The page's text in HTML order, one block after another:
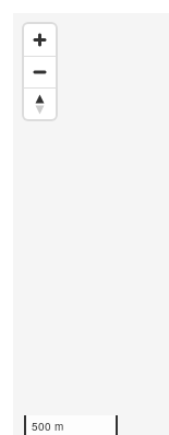
Karte überspringen
500 m